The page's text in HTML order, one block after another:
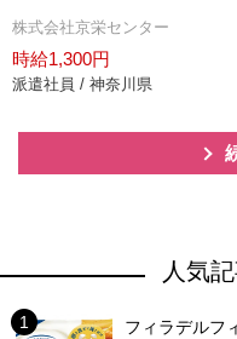
株式会社京栄センター
時給1,300円
派遣社員 / 神奈川県
人気
フィラデルフ